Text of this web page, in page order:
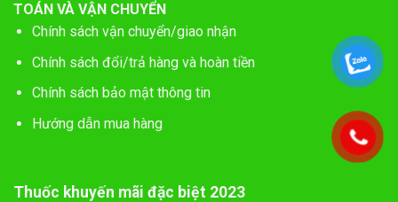
TOÁN VÀ VẬN CHUYỂN
Chính sách vận chuyển/giao nhận
Chính sách đổi/trả hàng và hoàn tiền
Chính sách bảo mật thông tin
Hướng dẫn mua hàng
Thuốc khuyến mãi đặc biệt 2023